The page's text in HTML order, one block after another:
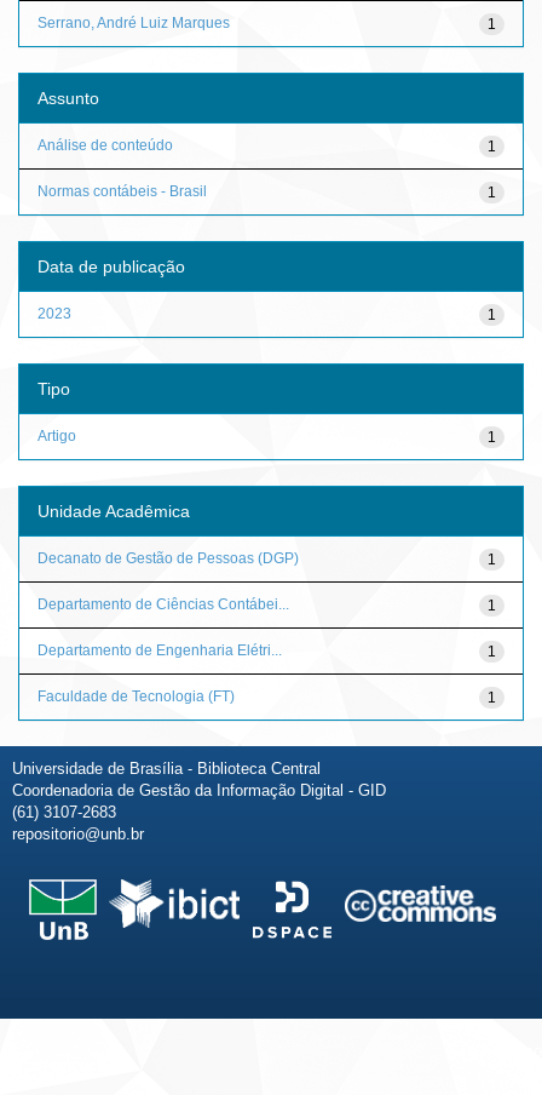
1
Serrano, André Luiz Marques
Assunto
1
Análise de conteúdo
1
Normas contábeis - Brasil
Data de publicação
1
2023
Tipo
1
Artigo
Unidade Acadêmica
1
Decanato de Gestão de Pessoas (DGP)
1
Departamento de Ciências Contábei...
1
Departamento de Engenharia Elétri...
1
Faculdade de Tecnologia (FT)
Universidade de Brasília - Biblioteca Central
Coordenadoria de Gestão da Informação Digital - GID
(61) 3107-2683
repositorio@unb.br